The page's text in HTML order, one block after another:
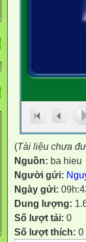
(Tài liệu chưa
Nguồn: ba hieu
Người gửi:
Ngày gửi:
Dung lượng:
Số lượt tải: 0
Số lượt thích: 0